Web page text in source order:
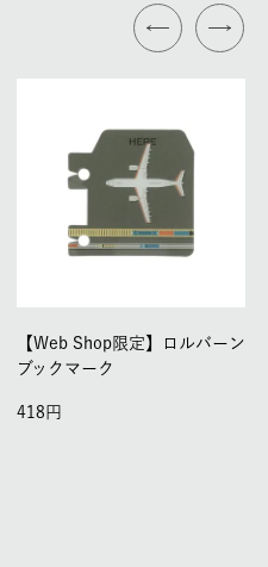
【Web Shop限定】ロルバーン
ブックマーク
418